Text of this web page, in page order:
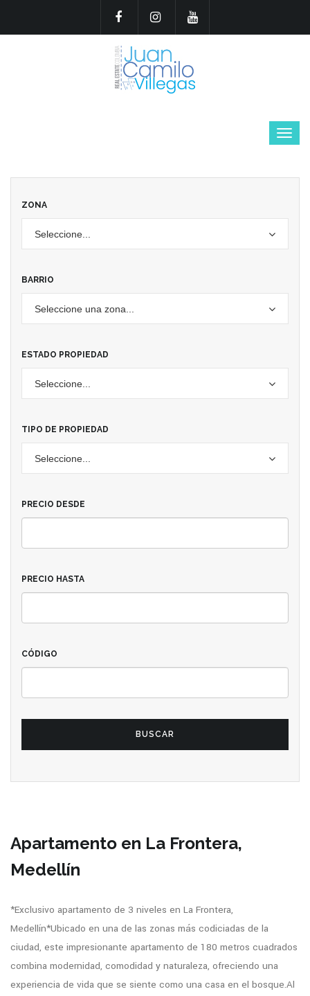
ZONA
Seleccione...
BARRIO
Seleccione una zona...
ESTADO PROPIEDAD
Seleccione...
TIPO DE PROPIEDAD
Seleccione...
PRECIO DESDE
PRECIO HASTA
CÓDIGO
BUSCAR
Apartamento en La Frontera,
Medellín
*Exclusivo apartamento de 3 niveles en La Frontera,
Medellín*Ubicado en una de las zonas más codiciadas de la
ciudad, este impresionante apartamento de 180 metros cuadrados
combina modernidad, comodidad y naturaleza, ofreciendo una
experiencia de vida que se siente como una casa en el bosque.Al